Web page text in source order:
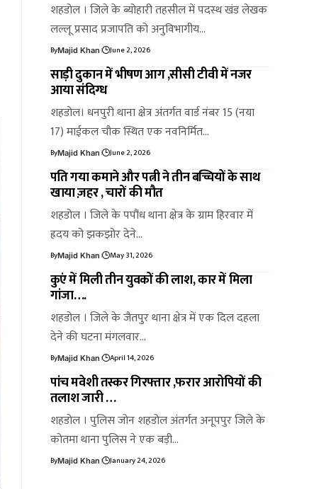
शहडोल । जिले के ब्योहारी तहसील में पदस्थ खंड लेखक
लल्लू प्रसाद प्रजापति को अनुविभागीय…
ByMajid Khan June 2, 2026
साड़ी दुकान में भीषण आग ,सीसी टीवी में नजर
आया संदिग्ध
शहडोल। धनपुरी थाना क्षेत्र अंतर्गत वार्ड नंबर 15 (नया
17) माईकल चौक स्थित एक नवनिर्मित…
ByMajid Khan June 2, 2026
पति गया कमाने और पत्नी ने तीन बच्चियों के साथ
खाया ज़हर , चारों की मौत
शहडोल । जिले के पपौंध थाना क्षेत्र के ग्राम हिरवार में
ह्रदय को झकझोर देने…
ByMajid Khan May 31, 2026
कुएं में मिली तीन युवकों की लाश, कार में मिला
गांजा….
शहडोल । जिले के जैतपुर थाना क्षेत्र में एक दिल दहला
देने की घटना मंगलवार…
ByMajid Khan April 14, 2026
पांच मवेशी तस्कर गिरफ्तार ,फरार आरोपियों की
तलाश जारी …
शहडोल । पुलिस जोन शहडोल अंतर्गत अनूपपुर जिले के
कोतमा थाना पुलिस ने एक बड़ी…
ByMajid Khan January 24, 2026